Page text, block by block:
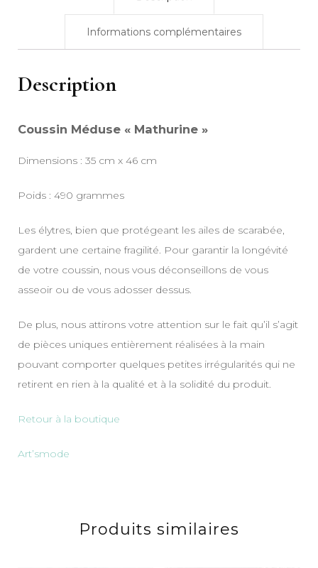
Informations complémentaires
Description
Coussin Méduse « Mathurine »
Dimensions : 35 cm x 46 cm
Poids : 490 grammes
Les élytres, bien que protégeant les ailes de scarabée,
gardent une certaine fragilité. Pour garantir la longévité
de votre coussin, nous vous déconseillons de vous
asseoir ou de vous adosser dessus.
De plus, nous attirons votre attention sur le fait qu’il s’agit
de pièces uniques entièrement réalisées à la main
pouvant comporter quelques petites irrégularités qui ne
retirent en rien à la qualité et à la solidité du produit.
Retour à la boutique
Art’smode
Produits similaires